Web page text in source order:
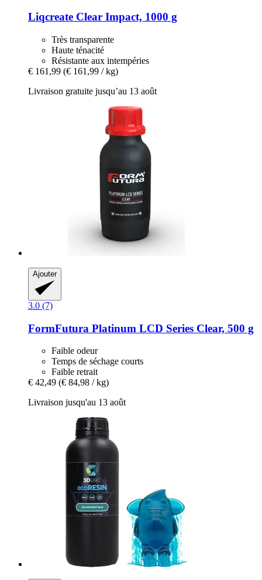
Liqcreate Clear Impact, 1000 g
Très transparente
Haute ténacité
Résistante aux intempéries
€ 161,99 (€ 161,99 / kg)
Livraison gratuite jusqu’au 13 août
Ajouter
3.0 (7)
FormFutura Platinum LCD Series Clear, 500 g
Faible odeur
Temps de séchage courts
Faible retrait
€ 42,49 (€ 84,98 / kg)
Livraison jusqu'au 13 août